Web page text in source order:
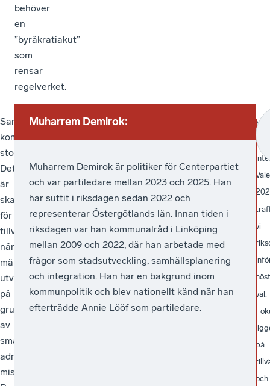
behöver
en
”byråkratiakut”
som
rensar
regelverket.
Samtidigt
kompetensutvisningarna
stoppas.
Det
är
skadligt
för
tillväxten
när
människor
utvisas
på
grund
av
små
administrativa
misstag.
Vilken
offentliga
ska
näringslivet?
tydlig:
staten
sätta
spelreglerna,
men
inte
spela
matchen.
Det
Samtidigt
med
offentliga
aktörer
ibland
tränger
undan
privata
Muharrem Demirok:
Muharrem Demirok är politiker för Centerpartiet
och var partiledare mellan 2023 och 2025. Han
har suttit i riksdagen sedan 2022 och
representerar Östergötlands län. Innan tiden i
riksdagen var han kommunalråd i Linköping
mellan 2009 och 2022, där han arbetade med
frågor som stadsutveckling, samhällsplanering
och integration. Han har en bakgrund inom
kommunpolitik och blev nationellt känd när han
efterträdde Annie Lööf som partiledare.
*
I
vi
val.
på
och